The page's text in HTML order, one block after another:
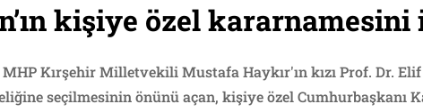
kişiye özel
Kırşehir Milletvekili Mustafa Haykır'ın kızı Prof. Dr.
seçilmesinin önünü açan, kişiye özel Cumhurbaşkanı